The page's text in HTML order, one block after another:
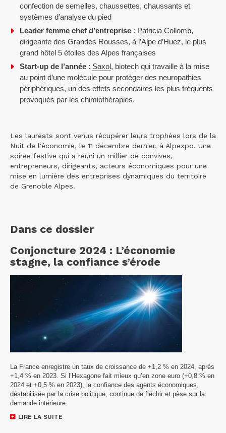
confection de semelles, chaussettes, chaussants et
systèmes d’analyse du pied
Leader femme chef d’entreprise : Patricia Collomb,
dirigeante des Grandes Rousses, à l’Alpe d’Huez, le plus
grand hôtel 5 étoiles des Alpes françaises
Start-up de l’année : Saxol, biotech qui travaille à la mise
au point d’une molécule pour protéger des neuropathies
périphériques, un des effets secondaires les plus fréquents
provoqués par les chimiothérapies.
Les lauréats sont venus récupérer leurs trophées lors de la
Nuit de l'économie, le 11 décembre dernier, à Alpexpo. Une
soirée festive qui a réuni un millier de convives,
entrepreneurs, dirigeants, acteurs économiques pour une
mise en lumière des entreprises dynamiques du territoire
de Grenoble Alpes.
Dans ce dossier
Conjoncture 2024 : L’économie
stagne, la confiance s’érode
La France enregistre un taux de croissance de +1,2 % en 2024, après
+1,4 % en 2023. Si l’Hexagone fait mieux qu’en zone euro (+0,8 % en
2024 et +0,5 % en 2023), la confiance des agents économiques,
déstabilisée par la crise politique, continue de fléchir et pèse sur la
demande intérieure.
LIRE LA SUITE